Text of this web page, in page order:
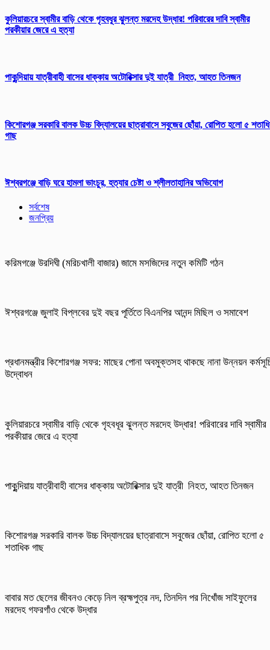
কুলিয়ারচরে স্বামীর বাড়ি থেকে গৃহবধূর ঝুলন্ত মরদেহ উদ্ধার! পরিবারের দাবি স্বামীর
পরকীয়ার জেরে এ হত্যা
পাকুন্দিয়ায় যাত্রীবাহী বাসের ধাক্কায় অটোরিক্সার দুই যাত্রী নিহত, আহত তিনজন
কিশোরগঞ্জ সরকারি বালক উচ্চ বিদ্যালয়ের ছাত্রাবাসে সবুজের ছোঁয়া, রোপিত হলো ৫
গাছ
ঈশ্বরগঞ্জে বাড়ি ঘরে হামলা ভাংচুর, হত্যার চেষ্টা ও শ্লীলতাহানির অভিযোগ
সর্বশেষ
জনপ্রিয়
করিমগঞ্জে উরদিঘী (মরিচখালী বাজার) জামে মসজিদের নতুন কমিটি গঠন
ঈশ্বরগঞ্জে জুলাই বিপ্লবের দুই বছর পূর্তিতে বিএনপির আনন্দ মিছিল ও সমাবেশ
প্রধানমন্ত্রীর কিশোরগঞ্জ সফর: মাছের পোনা অবমুক্তসহ থাকছে নানা উন্নয়ন
উদ্বোধন
কুলিয়ারচরে স্বামীর বাড়ি থেকে গৃহবধূর ঝুলন্ত মরদেহ উদ্ধার! পরিবারের দাবি স্বামীর
পরকীয়ার জেরে এ হত্যা
পাকুন্দিয়ায় যাত্রীবাহী বাসের ধাক্কায় অটোরিক্সার দুই যাত্রী নিহত, আহত তিনজন
কিশোরগঞ্জ সরকারি বালক উচ্চ বিদ্যালয়ের ছাত্রাবাসে সবুজের ছোঁয়া, রোপিত হলো ৫
শতাধিক গাছ
বাবার মত ছেলের জীবনও কেড়ে নিল ব্রহ্মপুত্র নদ, তিনদিন পর নিখোঁজ সাইফুলের
মরদেহ গফরগাঁও থেকে উদ্ধার